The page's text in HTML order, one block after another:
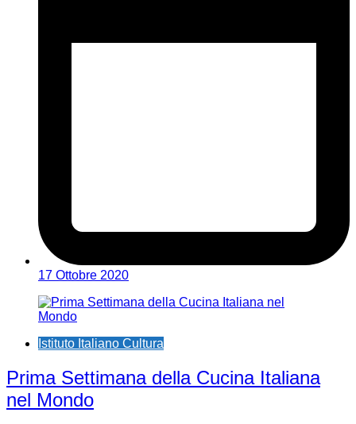
17 Ottobre 2020
Istituto Italiano Cultura
Prima Settimana della Cucina Italiana
nel Mondo